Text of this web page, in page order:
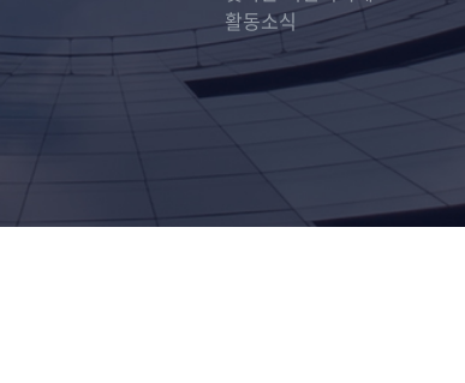
활동소식